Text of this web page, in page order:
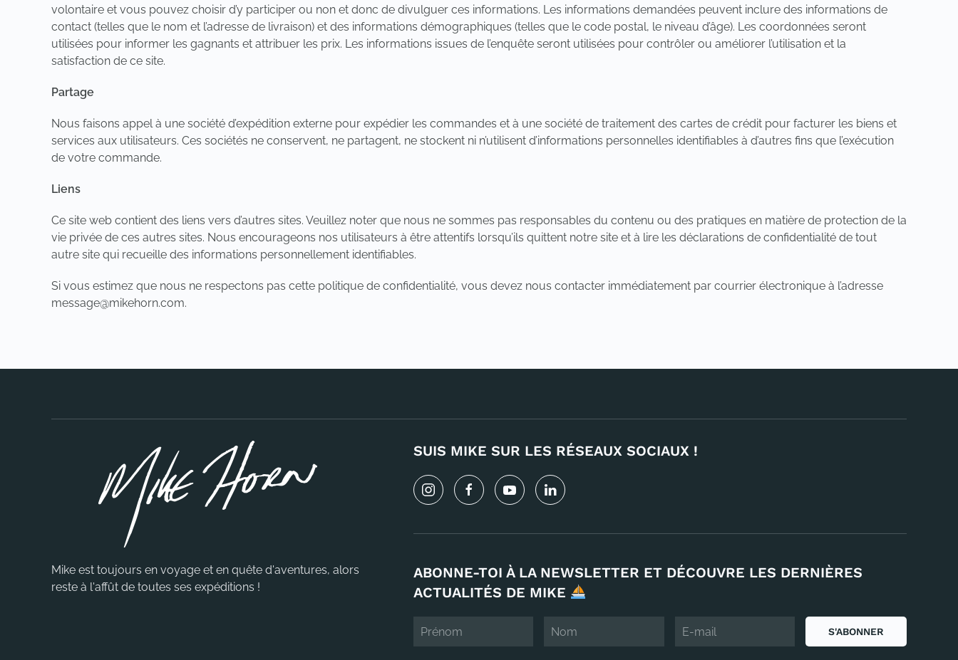
volontaire et vous pouvez choisir d’y participer ou non et donc de divulguer ces informations. Les informations demandées peuvent inclure des informations de
contact (telles que le nom et l’adresse de livraison) et des informations démographiques (telles que le code postal, le niveau d’âge). Les coordonnées seront
utilisées pour informer les gagnants et attribuer les prix. Les informations issues de l’enquête seront utilisées pour contrôler ou améliorer l’utilisation et la
satisfaction de ce site.
Partage
Nous faisons appel à une société d’expédition externe pour expédier les commandes et à une société de traitement des cartes de crédit pour facturer les biens et
services aux utilisateurs. Ces sociétés ne conservent, ne partagent, ne stockent ni n’utilisent d’informations personnelles identifiables à d’autres fins que l’exécution
de votre commande.
Liens
Ce site web contient des liens vers d’autres sites. Veuillez noter que nous ne sommes pas responsables du contenu ou des pratiques en matière de protection de la
vie privée de ces autres sites. Nous encourageons nos utilisateurs à être attentifs lorsqu’ils quittent notre site et à lire les déclarations de confidentialité de tout
autre site qui recueille des informations personnellement identifiables.
Si vous estimez que nous ne respectons pas cette politique de confidentialité, vous devez nous contacter immédiatement par courrier électronique à l’adresse
message@mikehorn.com.
Mike est toujours en voyage et en quête d'aventures, alors
reste à l'affût de toutes ses expéditions !
SUIS MIKE SUR LES RÉSEAUX SOCIAUX !
ABONNE-TOI À LA NEWSLETTER ET DÉCOUVRE LES DERNIÈRES
ACTUALITÉS DE MIKE
S'ABONNER